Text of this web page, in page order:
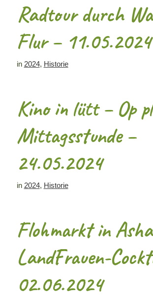
Radtour durch
Flur – 11.05.2024
in 2024, Historie
Kino in lütt – Op
Mittagsstunde –
24.05.2024
in 2024, Historie
Flohmarkt in
LandFrauen-
02.06.2024